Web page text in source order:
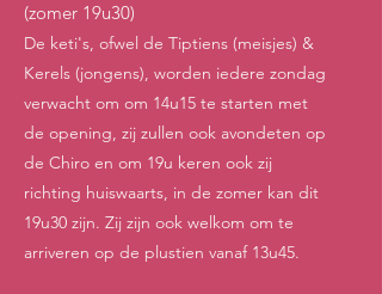
(zomer 19u30)
De keti's, ofwel de Tiptiens (meisjes) &
Kerels (jongens), worden iedere zondag
verwacht om om 14u15 te starten met
de opening, zij zullen ook avondeten op
de Chiro en om 19u keren ook zij
richting huiswaarts, in de zomer kan dit
19u30 zijn. Zij zijn ook welkom om te
arriveren op de plustien vanaf 13u45.